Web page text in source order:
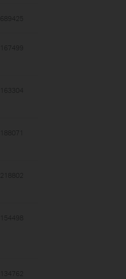
689425
167499
163304
188071
218802
154498
134762